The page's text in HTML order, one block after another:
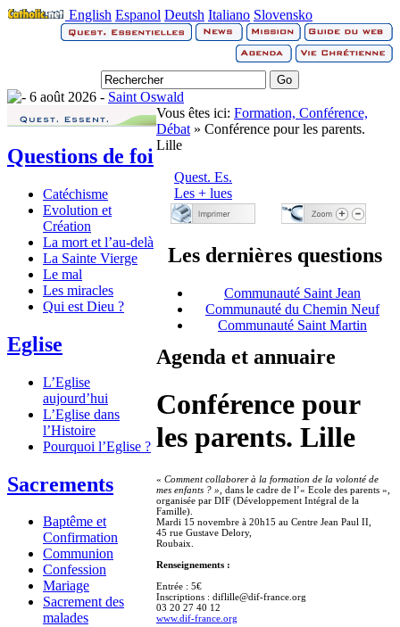
English Espanol Deutsh Italiano Slovensko
6 août 2026 - Saint Oswald
Questions de foi
Catéchisme
Evolution et
Création
La mort et l’au-delà
La Sainte Vierge
Le mal
Les miracles
Qui est Dieu ?
Eglise
L’Eglise
aujourd’hui
L’Eglise dans
l’Histoire
Pourquoi l’Eglise ?
Sacrements
Baptême et
Confirmation
Communion
Confession
Mariage
Sacrement des
malades
Vous êtes ici: Formation, Conférence,
Débat » Conférence pour les parents.
Lille
Quest. Es.
Les + lues
Les dernières questions
Communauté Saint Jean
Communauté du Chemin Neuf
Communauté Saint Martin
Agenda et annuaire
Conférence pour
les parents. Lille
« Comment collaborer à la formation de la volonté de
mes enfants ? », dans le cadre de l’« Ecole des parents »,
organisée par DIF (Développement Intégral de la
Famille).
Mardi 15 novembre à 20h15 au Centre Jean Paul II,
45 rue Gustave Delory,
Roubaix.
Renseignements :
Entrée : 5€
Inscriptions : diflille@dif-france.org
03 20 27 40 12
www.dif-france.org